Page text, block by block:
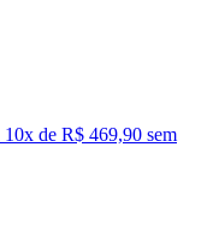
10x de R$ 469,90 sem